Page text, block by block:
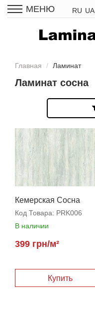
МЕНЮ RU UA
Главная Ламинат
Ламинат сосна
Кемерская Сосна
Код Товара: PRK006
В наличии
399 грн/м²
Купить